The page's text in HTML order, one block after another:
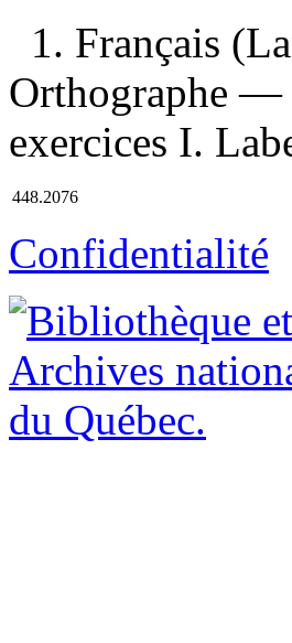
1. Français
Orthographe —
exercices I.
448.2076
Confidentialité